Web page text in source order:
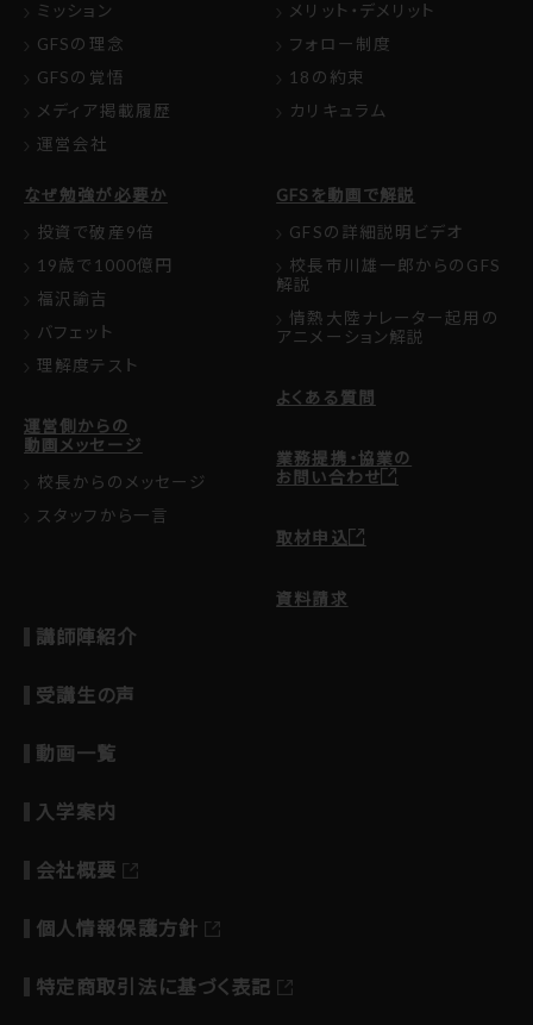
ミッション
GFSの理念
GFSの覚悟
メディア掲載履歴
運営会社
メリット・デメリット
フォロー制度
18の約束
カリキュラム
なぜ勉強が必要か
投資で破産9倍
19歳で1000億円
福沢諭吉
バフェット
理解度テスト
運営側からの
動画メッセージ
校長からのメッセージ
スタッフから一言
GFSを動画で解説
GFSの詳細説明ビデオ
校長市川雄一郎からのGFS
解説
情熱大陸ナレーター起用の
アニメーション解説
よくある質問
業務提携・協業の
お問い合わせ
取材申込
資料請求
講師陣紹介
受講生の声
動画一覧
入学案内
会社概要
個人情報保護方針
特定商取引法に基づく表記